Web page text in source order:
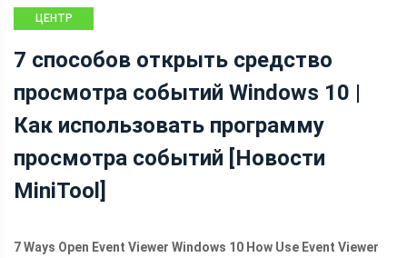
ЦЕНТР
MINITOOL
7 способов открыть средство
просмотра событий Windows 10 |
Как использовать программу
просмотра событий [Новости
MiniTool]
7 Ways Open Event Viewer Windows 10 How Use Event Viewer